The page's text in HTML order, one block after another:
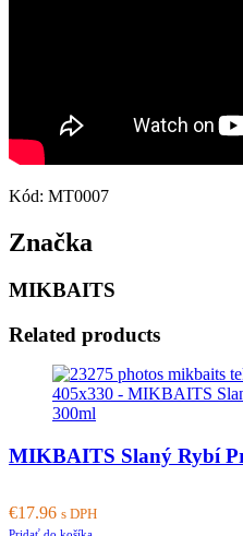
Kód: MT0007
Značka
MIKBAITS
Related products
MIKBAITS Slaný Rybí
€17.96 s DPH